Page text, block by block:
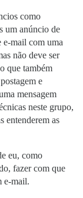
como
um anúncio de
e-mail com uma
não deve ser
que também
e
mensagem
neste grupo,
entenderem as
eu, como
fazer com que
e-mail.